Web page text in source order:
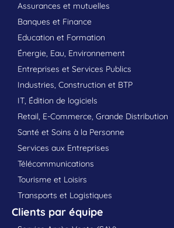
Assurances et mutuelles
Banques et Finance
Education et Formation
Énergie, Eau, Environnement
Entreprises et Services Publics
Industries, Construction et BTP
IT, Édition de logiciels
Retail, E-Commerce, Grande Distribution
Santé et Soins à la Personne
Services aux Entreprises
Télécommunications
Tourisme et Loisirs
Transports et Logistiques
Clients par équipe